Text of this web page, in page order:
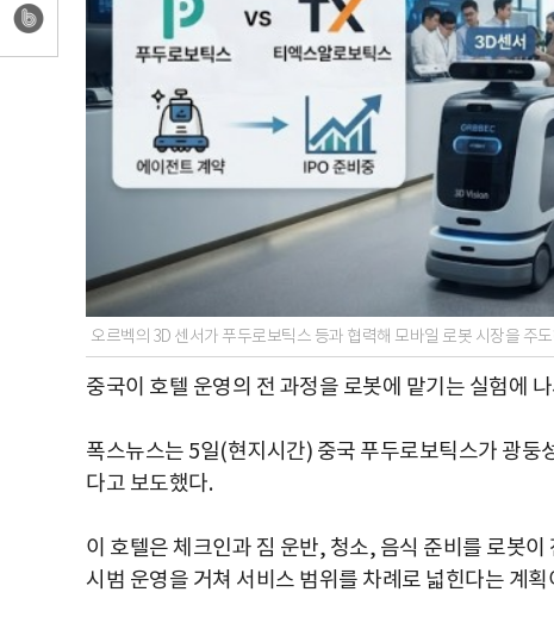
오르벡의 3D 센서가 푸두로보틱스 등과 협력해 모바일 로봇 시장을 주
중국이 호텔 운영의 전 과정을 로봇에 맡기는 실험에
폭스뉴스는 5일(현지시간) 중국 푸두로보틱스가 광둥
다고 보도했다.
이 호텔은 체크인과 짐 운반, 청소, 음식 준비를 로봇
시범 운영을 거쳐 서비스 범위를 차례로 넓힌다는 계획